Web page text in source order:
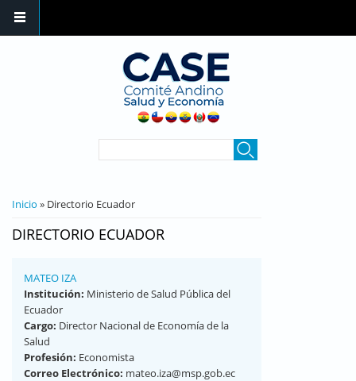
BÚSQUEDA
SE ENCUENTRA USTED AQUÍ
Inicio » Directorio Ecuador
DIRECTORIO ECUADOR
MATEO IZA
Institución: Ministerio de Salud Pública del
Ecuador
Cargo: Director Nacional de Economía de la
Salud
Profesión: Economista
Correo Electrónico: mateo.iza@msp.gob.ec